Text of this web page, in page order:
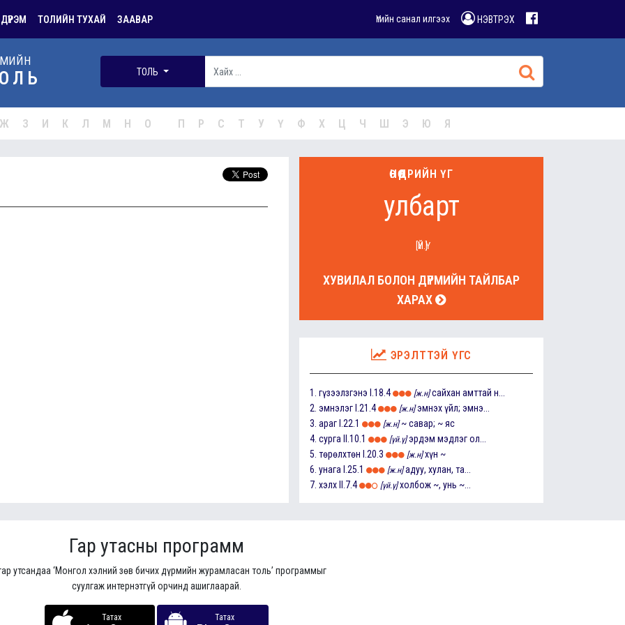
ТОЛИЙН ТУХАЙ ЗААВАР Үгийн санал илгээх НЭВТРЭХ
ТОЛЬ
З И К Л М Н О П Р С Т У Ү Ф Х Ц Ч Ш Э Ю Я
ӨНӨӨДРИЙН ҮГ
улбарт
[ҮЙ.Ү]
ХУВИЛАЛ БОЛОН ДҮРМИЙН ТАЙЛБАР
ХАРАХ
ЭРЭЛТТЭЙ ҮГС
1. гүзээлзгэнэ I.18.4 [ж.н] сайхан амттай н...
2. эмнэлэг I.21.4 [ж.н] эмнэх үйл; эмнэ...
3. араг I.22.1 [ж.н] ~ савар; ~ яс
4. сурга II.10.1 [үй.ү] эрдэм мэдлэг ол...
5. төрөлхтөн I.20.3 [ж.н] хүн ~
6. унага I.25.1 [ж.н] адуу, хулан, та...
7. хэлх II.7.4 [үй.ү] холбож ~, унь ~...
Гар утасны программ
утсандаа ‘Монгол хэлний зөв бичих дүрмийн журамласан толь’ программыг
суулгаж интернэтгүй орчинд ашиглаарай.
Татах Татах